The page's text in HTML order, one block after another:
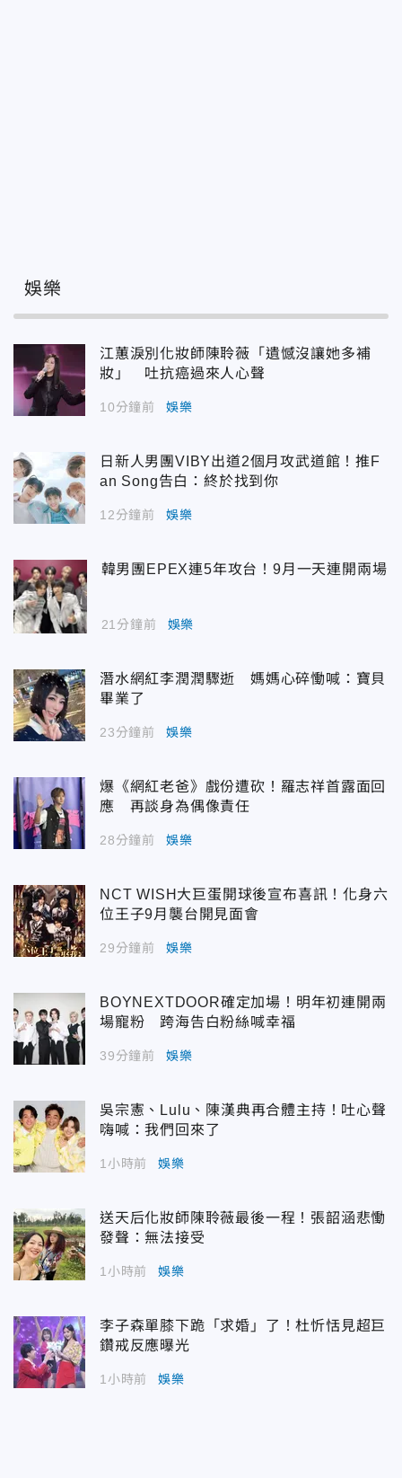
娛樂
江蕙淚別化妝師陳聆薇「遺憾沒讓她多補
妝」 吐抗癌過來人心聲
10分鐘前 娛樂
日新人男團VIBY出道2個月攻武道館！推F
an Song告白：終於找到你
12分鐘前 娛樂
韓男團EPEX連5年攻台！9月一天連開兩場
21分鐘前 娛樂
潛水網紅李潤潤驟逝 媽媽心碎慟喊：寶貝
畢業了
23分鐘前 娛樂
爆《網紅老爸》戲份遭砍！羅志祥首露面回
應 再談身為偶像責任
28分鐘前 娛樂
NCT WISH大巨蛋開球後宣布喜訊！化身六
位王子9月襲台開見面會
29分鐘前 娛樂
BOYNEXTDOOR確定加場！明年初連開兩
場寵粉 跨海告白粉絲喊幸福
39分鐘前 娛樂
吳宗憲、Lulu、陳漢典再合體主持！吐心聲
嗨喊：我們回來了
1小時前 娛樂
送天后化妝師陳聆薇最後一程！張韶涵悲慟
發聲：無法接受
1小時前 娛樂
李子森單膝下跪「求婚」了！杜忻恬見超巨
鑽戒反應曝光
1小時前 娛樂